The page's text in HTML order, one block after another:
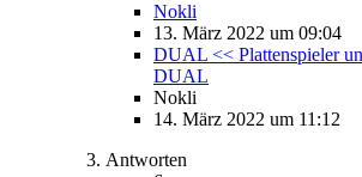
Nokli
13. März 2022 um 09:04
DUAL << Plattenspieler
DUAL
Nokli
14. März 2022 um 11:12
Antworten